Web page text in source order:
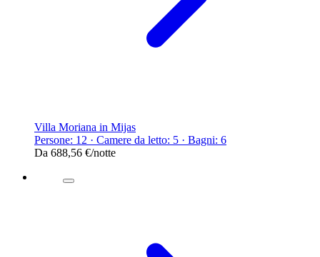
Villa Moriana in Mijas
Persone: 12 · Camere da letto: 5 · Bagni: 6
Da 688,56 €/notte